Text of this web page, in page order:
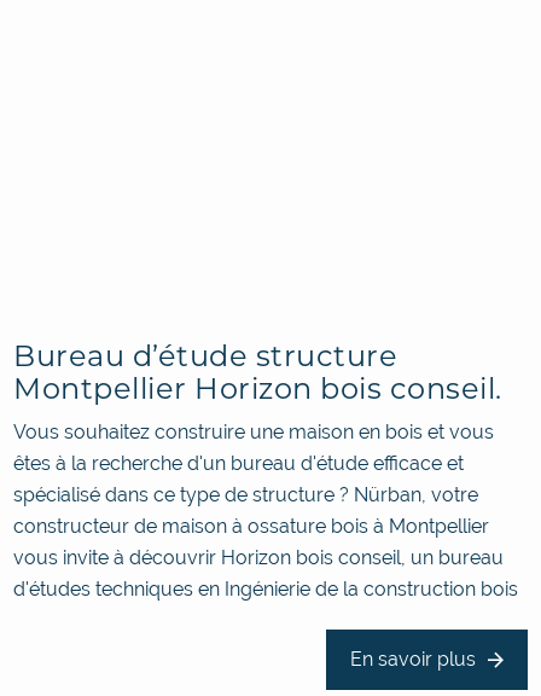
Bureau d’étude structure
Montpellier Horizon bois conseil.
Vous souhaitez construire une maison en bois et vous
êtes à la recherche d'un bureau d'étude efficace et
spécialisé dans ce type de structure ? Nürban, votre
constructeur de maison à ossature bois à Montpellier
vous invite à découvrir Horizon bois conseil, un bureau
d'études techniques en Ingénierie de la construction bois
En savoir plus